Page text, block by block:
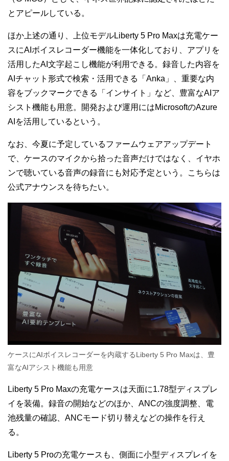
とアピールしている。
ほか上述の通り、上位モデルLiberty 5 Pro Maxは充電ケー
スにAIボイスレコーダー機能を一体化しており、アプリを
活用したAI文字起こし機能が利用できる。録音した内容を
AIチャット形式で検索・活用できる「Anka」、重要な内
容をブックマークできる「インサイト」など、豊富なAIア
シスト機能も用意。開発および運用にはMicrosoftのAzure
AIを活用しているという。
なお、今夏に予定しているファームウェアアップデート
で、ケースのマイクから拾った音声だけではなく、イヤホ
ンで聴いている音声の録音にも対応予定という。こちらは
公式アナウンスを待ちたい。
ケースにAIボイスレコーダーを内蔵するLiberty 5 Pro Maxは、豊
富なAIアシスト機能も用意
Liberty 5 Pro Maxの充電ケースは天面に1.78型ディスプレ
イを装備。録音の開始などのほか、ANCの強度調整、電
池残量の確認、ANCモード切り替えなどの操作を行え
る。
Liberty 5 Proの充電ケースも、側面に小型ディスプレイを